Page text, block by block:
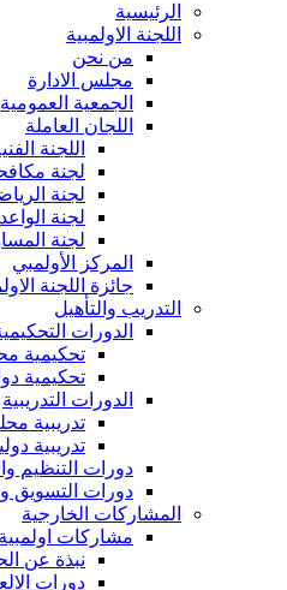
الرئيسية
اللجنة الاولمبية
من نحن
مجلس الادارة
الجمعية العمومية
اللجان العاملة
اللجنة
لجنة
لجنة
لجنة
لجنة
المركز الأولمبي
جائزة اللجنة
التدريب والتأهيل
الدورات
تحكيمية
تحكيمية
الدورات التدريبية
تدريبية
تدريبية
دورات التنظيم
دورات التسويق
المشاركات الخارجية
مشاركات اولمبية
نبذة عن
دورات